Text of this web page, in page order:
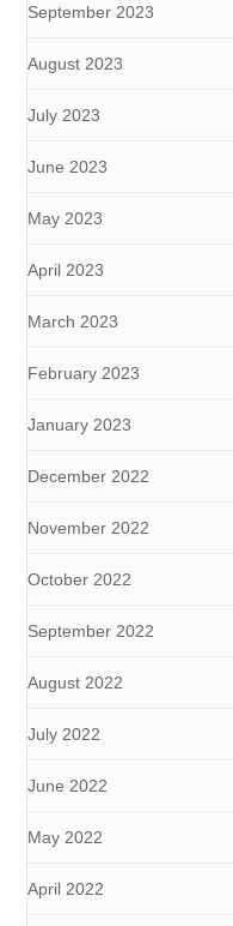
September 2023
August 2023
July 2023
June 2023
May 2023
April 2023
March 2023
February 2023
January 2023
December 2022
November 2022
October 2022
September 2022
August 2022
July 2022
June 2022
May 2022
April 2022